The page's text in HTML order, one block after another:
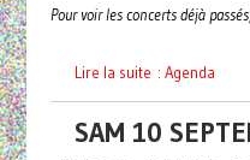
Pour voir les concerts déjà
Lire la suite : Agenda
SAM 10